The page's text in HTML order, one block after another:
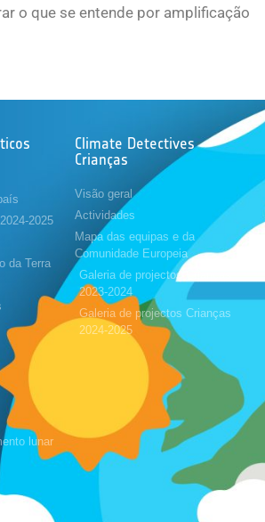
o que se entende por amplificação
2025
da Terra
Climate Detectives
Crianças
Visão geral
Actividades
Mapa das equipas e da
Comunidade Europeia
Galeria de projectos Crianças
2023-2024
Galeria de projectos Crianças
2024-2025
lunar